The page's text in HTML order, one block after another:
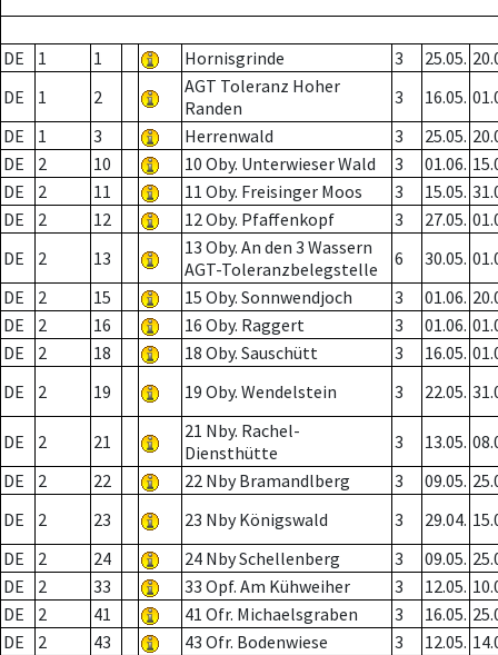
DE 1 1 Hornisgrinde 3 25.05.
DE
1 2
AGT Toleranz Hoher
Randen
3 16.05.
DE
1 3 Herrenwald 3 25.05.
DE
2 10 10 Oby. Unterwieser Wald 3 01.06.
DE
2 11 11 Oby. Freisinger Moos 3 15.05.
DE
2 12 12 Oby. Pfaffenkopf 3 27.05.
DE
2 13
13 Oby. An den 3 Wassern
AGT-Toleranzbelegstelle
6 30.05.
DE
2 15 15 Oby. Sonnwendjoch 3 01.06.
DE
2 16 16 Oby. Raggert 3 01.06.
DE
2 18 18 Oby. Sauschütt 3 16.05.
DE
2 19 19 Oby. Wendelstein 3 22.05.
DE 2 21
21 Nby. Rachel-
Diensthütte
3 13.05.
DE
2 22 22 Nby Bramandlberg 3 09.05.
DE
2 23 23 Nby Königswald 3 29.04.
DE
2 24 24 Nby Schellenberg 3 09.05.
DE
2 33 33 Opf. Am Kühweiher 3 12.05.
DE
2 41 41 Ofr. Michaelsgraben 3 16.05.
DE
2 43 43 Ofr. Bodenwiese 3 12.05.